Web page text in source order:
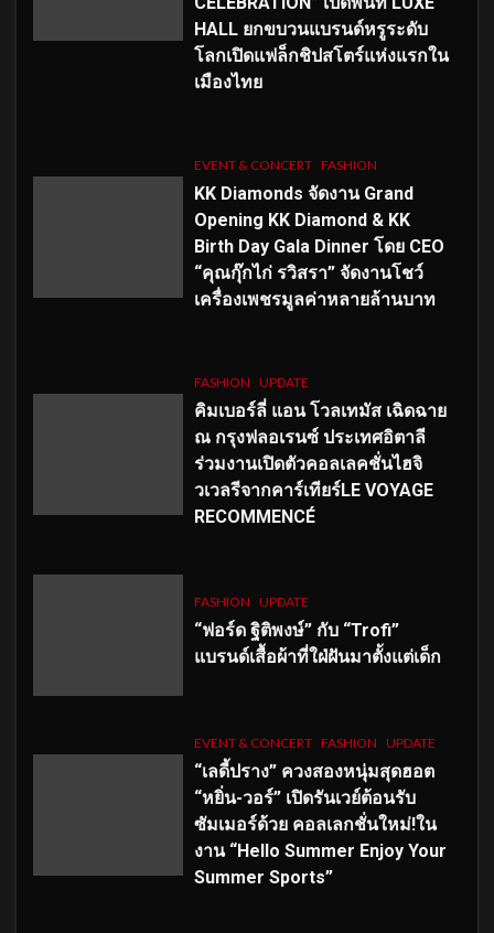
HALL ยกขบวนแบรนด์หรูระดับ
โลกเปิดแฟล็กชิปสโตร์แห่งแรกใน
เมืองไทย
EVENT & CONCERT FASHION
KK Diamonds จัดงาน Grand
Opening KK Diamond & KK
Birth Day Gala Dinner โดย CEO
“คุณกุ๊กไก่ รวิสรา” จัดงานโชว์
เครื่องเพชรมูลค่าหลายล้านบาท
FASHION UPDATE
คิมเบอร์ลี่ แอน โวลเทมัส เฉิดฉาย
ณ กรุงฟลอเรนซ์ ประเทศอิตาลี
ร่วมงานเปิดตัวคอลเลคชั่นไฮจิ
วเวลรีจากคาร์เทียร์LE VOYAGE
RECOMMENCÉ
FASHION UPDATE
“ฟอร์ด ฐิติพงษ์” กับ “Trofi”
แบรนด์เสื้อผ้าที่ใฝ่ฝันมาตั้งแต่เด็ก
EVENT & CONCERT FASHION UPDATE
“เลดี้ปราง” ควงสองหนุ่มสุดฮอต
“หยิ่น-วอร์” เปิดรันเวย์ต้อนรับ
ซัมเมอร์ด้วย คอลเลกชั่นใหม่!ใน
งาน “Hello Summer Enjoy Your
Summer Sports”